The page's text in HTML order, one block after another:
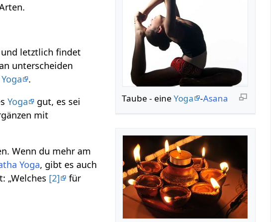
Taube - eineYoga -Asana
und letztlich findet
unterscheiden
Yoga
.
Yoga
gut, es sei
mit
Wenn du mehr am
Yoga, gibt es auch
„Welches [2]
für